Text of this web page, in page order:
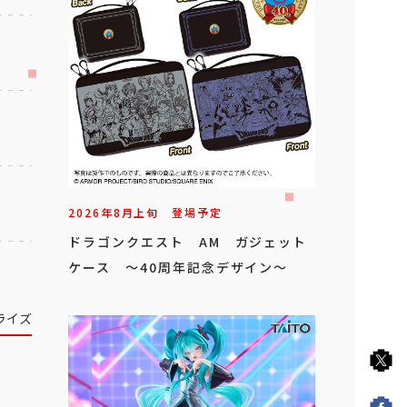
イズ
2026年8月上旬 登場予定
ドラゴンクエスト AM ガジェット
ケース ～40周年記念デザイン～